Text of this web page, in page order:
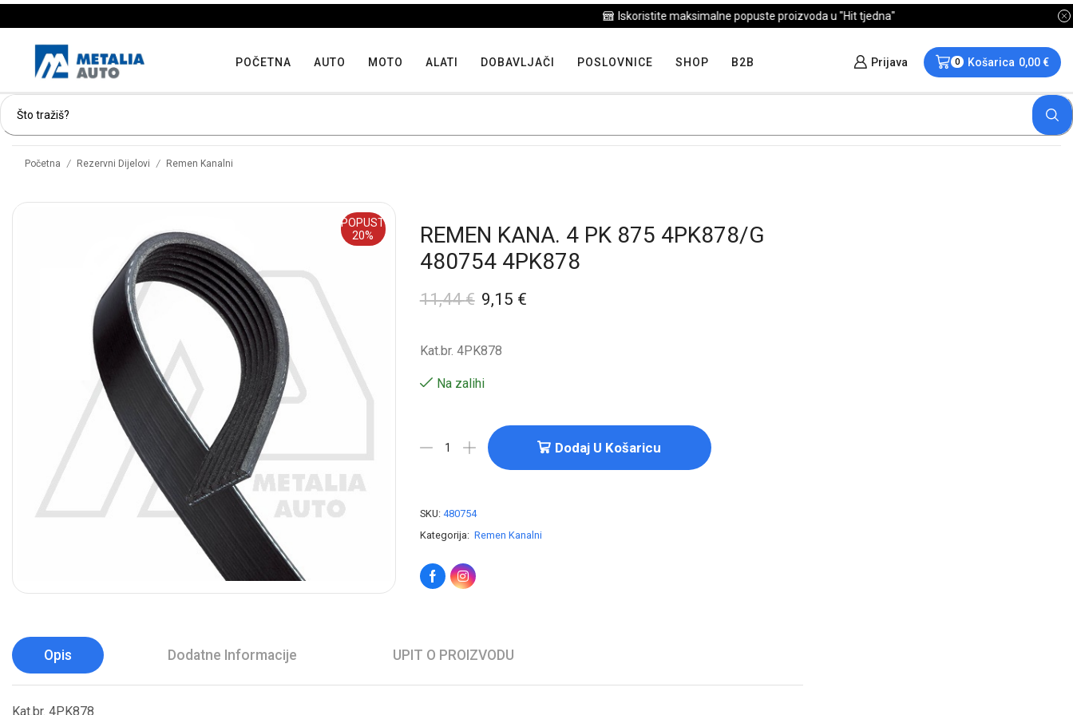
Iskoristite maksimalne popuste proizvoda u "Hit tjedna"
POČETNA AUTO MOTO ALATI DOBAVLJAČI POSLOVNICE SHOP B2B Prijava 0 Košarica 0,00€
Početna / Rezervni Dijelovi / Remen Kanalni
POPUST
20%
REMEN KANA. 4 PK 875 4PK878/G
480754 4PK878
11,44€ 9,15 €
Kat.br. 4PK878
Na zalihi
Dodaj U Košaricu
SKU: 480754
Kategorija: Remen Kanalni
Opis Dodatne Informacije UPIT O PROIZVODU
Kat.br. 4PK878